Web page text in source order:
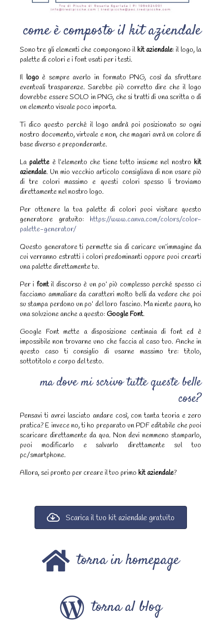
come è composto il kit aziendale
Sono tre gli elementi che compongono il kit aziendale: il logo, la
palette di colori e i font usati per i testi.
Il logoè sempre averlo in formato PNG, così da sfruttare
eventuali trasparenze. Sarebbe più corretto dire che il logo
dovrebbe essere SOLO in PNG, che si tratti di una scritta o di
un elemento visuale poco importa.
Ti dico questo perché il logo andrà poi posizionato su ogni
nostro documento, virtuale e non, che magari avrà un colore di
base diverso e preponderante.
La palette è l’elemento che tiene tutto insieme nel nostro kit
aziendale. Un mio vecchio articolo consigliava di non usare più
di tre colori massimo e questi colori spesso li troviamo
direttamente nel nostro logo.
Per ottenere la tua palette di colori puoi visitare questo
generatore gratuito: https://www.canva.com/colors/color-
palette-generator/
Questo generatore ti permette sia di caricare un’immagine da
cui verranno estratti i colori predominanti oppure puoi crearti
una palette direttamente tu.
Per i fontil discorso è un po’ più complesso perché spesso ci
facciamo ammaliare da caratteri molto belli da vedere che poi
su stampa perdono un po’ del loro fascino. Ma niente paura, ho
una soluzione anche a questo: Google Font.
Google Font mette a disposizione centinaia di font ed è
impossibile non trovarne uno che faccia al caso tuo. Anche in
questo caso ti consiglio di usarne massimo tre: titolo,
sottotitolo e corpo del testo.
ma dove mi scrivo tutte queste belle
cose?
Pensavi ti avrei lasciato andare così, con tanta teoria e zero
pratica? E invece no, ti ho preparato un PDF editabile che puoi
scaricare direttamente da qua. Non devi nemmeno stamparlo,
puoi modificarlo e salvarlo direttamente sul tuo
pc/smartphone.
Allora, sei pronto per creare il tuo primo kit aziendale?
Scarica il tuo kit aziendale gratuito
torna in homepage
torna al blog